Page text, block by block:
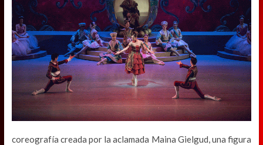
coreografía creada por la aclamada Maina Gielgud, una figura